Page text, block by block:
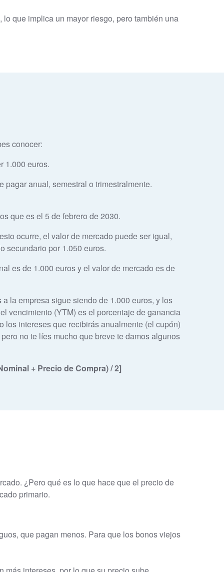
que implica un mayor riesgo, pero también una
conocer:
1.000 euros.
anual, semestral o trimestralmente.
que es el 5 de febrero de 2030.
ocurre, el valor de mercado puede ser igual,
secundario por 1.050 euros.
es de 1.000 euros y el valor de mercado es de
la empresa sigue siendo de 1.000 euros, y los
vencimiento (YTM) es el porcentaje de ganancia
los intereses que recibirás anualmente (el cupón)
no te líes mucho que breve te damos algunos
+ Precio de Compra) / 2]
¿Pero qué es lo que hace que el precio de
primario.
que pagan menos. Para que los bonos viejos